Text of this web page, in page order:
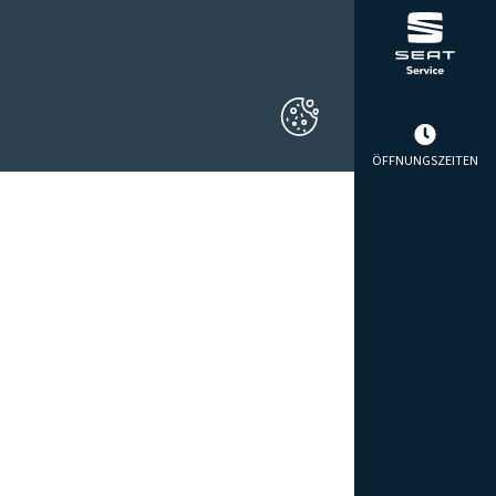
ÖFFNUNGSZEITEN